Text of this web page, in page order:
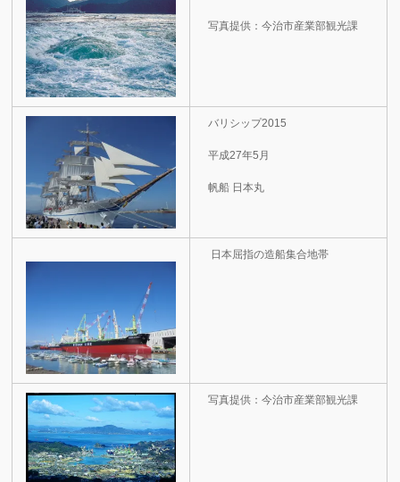
写真提供：今治市産業部観光課
バリシップ2015
平成27年5月
帆船 日本丸
日本屈指の造船集合地帯
写真提供：今治市産業部観光課